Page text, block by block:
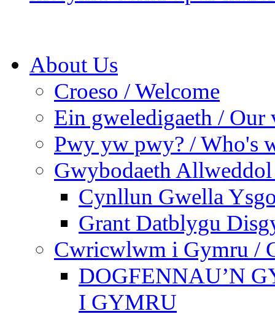
About Us
Croeso / Welcome
Ein gweledigaeth / Our
Pwy yw pwy? / Who's
Gwybodaeth
Cynllun Gwella
Grant Datblygu
Cwricwlwm i Gymru /
DOGFENNAU’N
I GYMRU